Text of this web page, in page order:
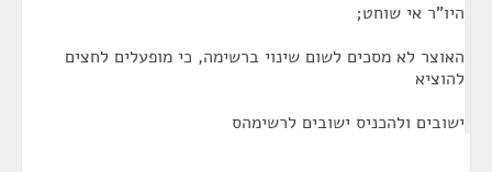
היו"ר אי שוחט;
האוצר לא מסכים לשום שינוי ברשימה, כי מופעלים לחצים
להוציא
ישובים ולהכניס ישובים לרשימהס